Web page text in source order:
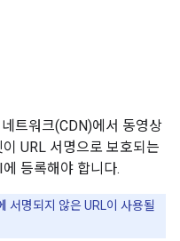
트워크(CDN)에서 동영상
URL 서명으로 보호되는
등록해야 합니다.
서명되지 않은 URL이 사용될